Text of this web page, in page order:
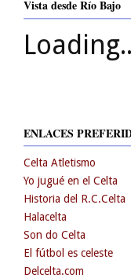
Vista desde Río Bajo
ENLACES
Celta Atletismo
Yo jugué en el Celta
Historia del R.C.Celta
Halacelta
Son do Celta
El fútbol es celeste
Delcelta.com